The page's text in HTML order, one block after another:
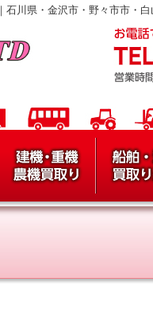
川県・金沢市・野々市市・